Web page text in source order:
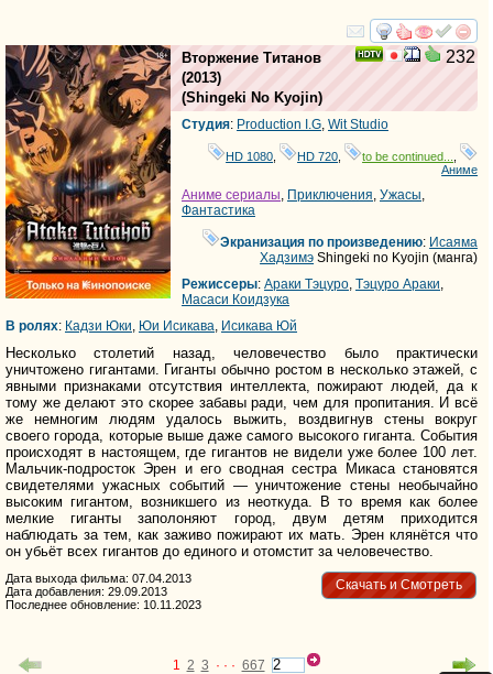
смотреть
232
Вторжение Титанов
(2013)
(Shingeki No Kyojin)
Студия: Production I.G Wit Studio
HD 1080 HD 720 to be continued...
Аниме
Аниме сериалы Приключения Ужасы
Фантастика
Экранизация по произведению: Исаяма
Хадзимэ Shingeki no Kyojin (манга)
Режиссеры: Араки Тэцуро Тэцуро Араки
Масаси Коидзука
В ролях: Кадзи Юки Юи Исикава Исикава Юй
Несколько столетий назад, человечество было практически
уничтожено гигантами. Гиганты обычно ростом в несколько этажей, с
явными признаками отсутствия интеллекта, пожирают людей, да к
тому же делают это скорее забавы ради, чем для пропитания. И всё
же немногим людям удалось выжить, воздвигнув стены вокруг
своего города, которые выше даже самого высокого гиганта. События
происходят в настоящем, где гигантов не видели уже более 100 лет.
Мальчик-подросток Эрен и его сводная сестра Микаса становятся
свидетелями ужасных событий — уничтожение стены необычайно
высоким гигантом, возникшего из неоткуда. В то время как более
мелкие гиганты заполоняют город, двум детям приходится
наблюдать за тем, как заживо пожирают их мать. Эрен клянётся что
он убьёт всех гигантов до единого и отомстит за человечество.
Скачать и Смотреть
Дата выхода фильма: 07.04.2013
Дата добавления: 29.09.2013
Последнее обновление: 10.11.2023
1 2 3 · · · 667